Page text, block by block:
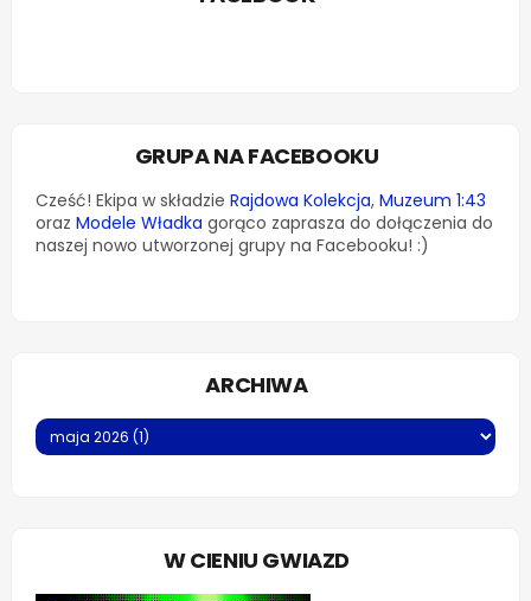
GRUPA NA FACEBOOKU
Cześć! Ekipa w składzie Rajdowa Kolekcja, Muzeum 1:43
oraz Modele Władka gorąco zaprasza do dołączenia do
naszej nowo utworzonej grupy na Facebooku! :)
ARCHIWA
W CIENIU GWIAZD